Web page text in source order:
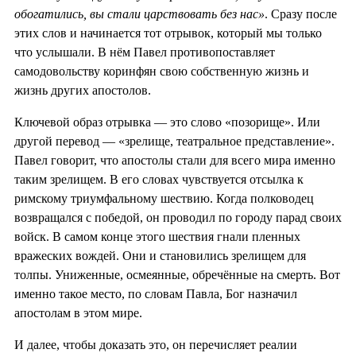
обогатились, вы стали царствовать без нас». Сразу после
этих слов и начинается тот отрывок, который мы только
что услышали. В нём Павел противопоставляет
самодовольству коринфян свою собственную жизнь и
жизнь других апостолов.
Ключевой образ отрывка — это слово «позорище». Или
другой перевод — «зрелище, театральное представление».
Павел говорит, что апостолы стали для всего мира именно
таким зрелищем. В его словах чувствуется отсылка к
римскому триумфальному шествию. Когда полководец
возвращался с победой, он проводил по городу парад своих
войск. В самом конце этого шествия гнали пленных
вражеских вождей. Они и становились зрелищем для
толпы. Униженные, осмеянные, обречённые на смерть. Вот
именно такое место, по словам Павла, Бог назначил
апостолам в этом мире.
И далее, чтобы доказать это, он перечисляет реалии